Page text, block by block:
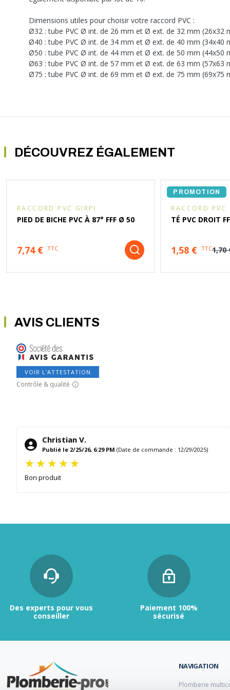
Dimensions utiles pour choisir votre raccord PVC :
Ø32 : tube PVC Ø int. de 26 mm et Ø ext. de 32 mm (26x32
Ø40 : tube PVC Ø int. de 34 mm et Ø ext. de 40 mm (34x40
Ø50 : tube PVC Ø int. de 44 mm et Ø ext. de 50 mm (44x50
Ø63 : tube PVC Ø int. de 57 mm et Ø ext. de 63 mm (57x63
Ø75 : tube PVC Ø int. de 69 mm et Ø ext. de 75 mm (69x75
DÉCOUVREZ ÉGALEMENT
RACCORD PVC GIRPI
PIED DE BICHE PVC À 87° FFF Ø 50
7,74 € TTC
PROMOTION
RACCORD PVC
TÉ PVC DROIT
1,58 € TTC1,70
AVIS CLIENTS
VOIR L'ATTESTATION
Contrôle & qualité
Christian V.
Publié le 2/25/26, 6:29 PM (Date de commande : 12/29/2025)
Bon produit
Des experts pour vous
conseiller
Paiement 100%
sécurisé
NAVIGATION
Plomberie